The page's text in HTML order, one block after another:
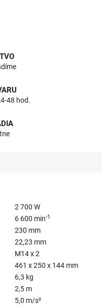
48 hod.
2 700 W
6 600 min-1
230 mm
22,23 mm
M14 x 2
461 x 250 x 144 mm
6,3 kg
2,5 m
5,0 m/s²